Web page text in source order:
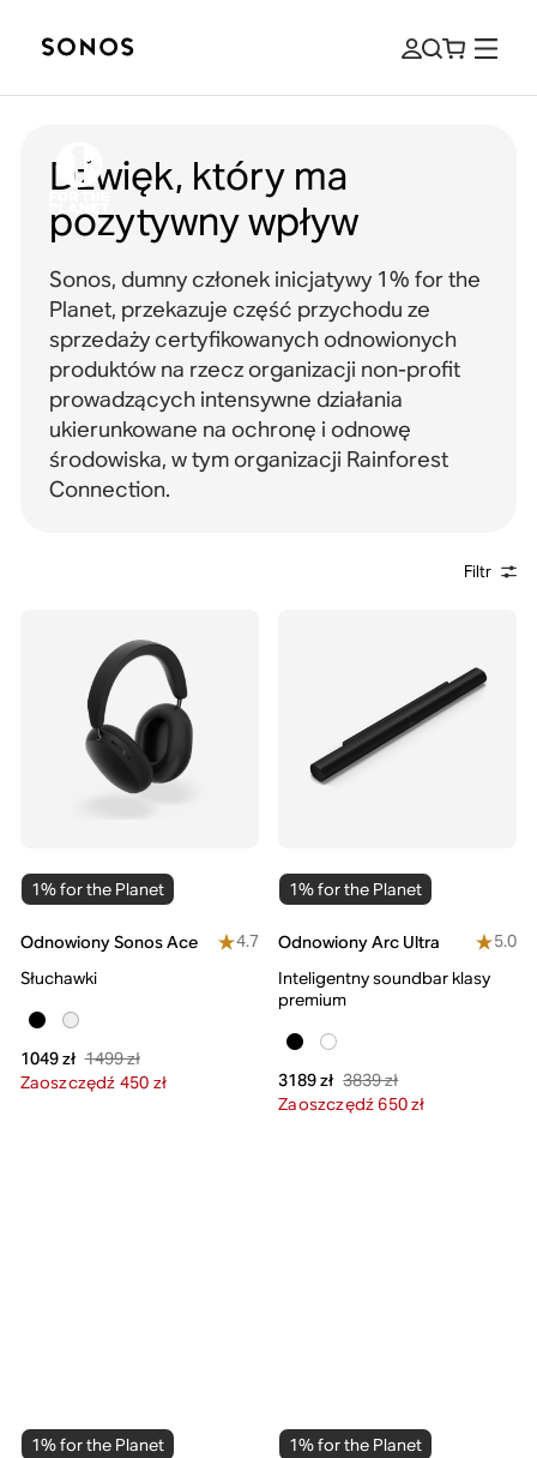
Dźwięk, który ma
pozytywny wpływ
Sonos, dumny członek inicjatywy 1% for the
Planet, przekazuje część przychodu ze
sprzedaży certyfikowanych odnowionych
produktów na rzecz organizacji non-profit
prowadzących intensywne działania
ukierunkowane na ochronę i odnowę
środowiska, w tym organizacji Rainforest
Connection.
Filtr
1% for the Planet
Odnowiony Sonos Ace
4.7
Słuchawki
1049 zł 1499 zł
Zaoszczędź 450 zł
1% for the Planet
Odnowiony Arc Ultra
5.0
Inteligentny soundbar klasy
premium
3189 zł 3839 zł
Zaoszczędź 650 zł
1% for the Planet 1% for the Planet